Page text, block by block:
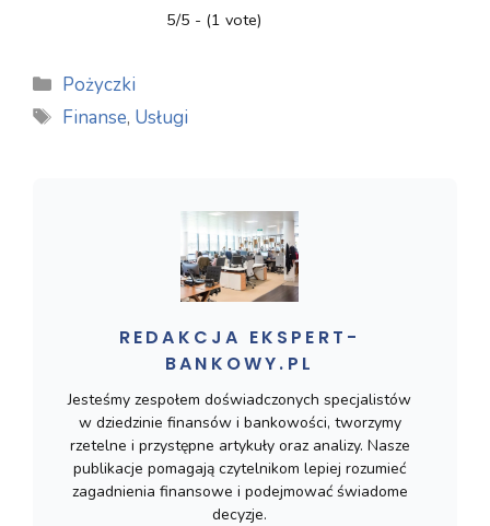
5/5 - (1 vote)
Kategorie
Pożyczki
Tagi
Finanse, Usługi
REDAKCJA EKSPERT-
BANKOWY.PL
Jesteśmy zespołem doświadczonych specjalistów
w dziedzinie finansów i bankowości, tworzymy
rzetelne i przystępne artykuły oraz analizy. Nasze
publikacje pomagają czytelnikom lepiej rozumieć
zagadnienia finansowe i podejmować świadome
decyzje.